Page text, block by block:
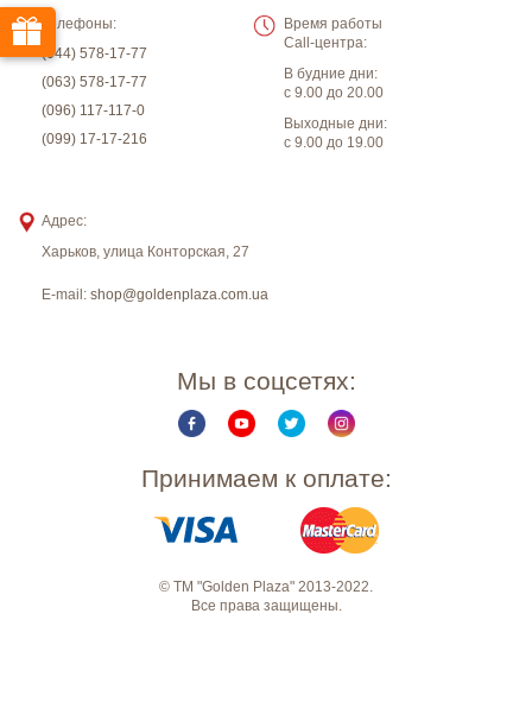
Телефоны:
(044) 578-17-77
(063) 578-17-77
(096) 117-117-0
(099) 17-17-216
Время работы
Call-центра:
В будние дни:
с 9.00 до 20.00
Выходные дни:
с 9.00 до 19.00
Адрес:
Харьков улица Конторская, 27
E-mail: shop@goldenplaza.com.ua
Мы в соцсетях:
Принимаем к оплате:
© ТМ "Golden Plaza" 2013-2022.
Все права защищены.